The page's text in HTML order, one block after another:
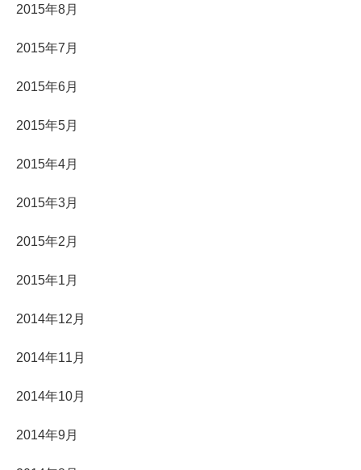
2015年8月
2015年7月
2015年6月
2015年5月
2015年4月
2015年3月
2015年2月
2015年1月
2014年12月
2014年11月
2014年10月
2014年9月